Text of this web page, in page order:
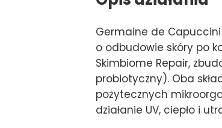
Germaine de Capuccini
o odbudowie skóry po
Skimbiome Repair,
probiotyczny). Oba
pożytecznych
działanie UV, ciepło i